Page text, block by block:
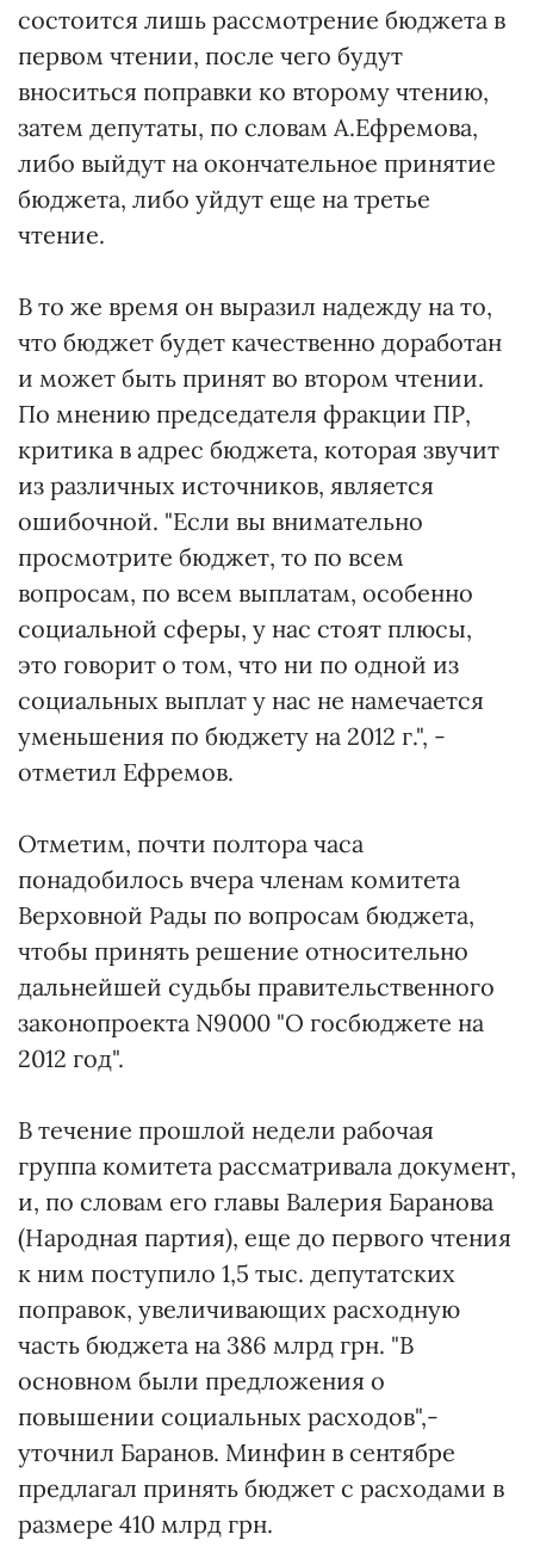
состоится лишь рассмотрение бюджета в
первом чтении, после чего будут
вноситься поправки ко второму чтению,
затем депутаты, по словам А.Ефремова,
либо выйдут на окончательное принятие
бюджета, либо уйдут еще на третье
чтение.
В то же время он выразил надежду на то,
что бюджет будет качественно доработан
и может быть принят во втором чтении.
По мнению председателя фракции ПР,
критика в адрес бюджета, которая звучит
из различных источников, является
ошибочной. "Если вы внимательно
просмотрите бюджет, то по всем
вопросам, по всем выплатам, особенно
социальной сферы, у нас стоят плюсы,
это говорит о том, что ни по одной из
социальных выплат у нас не намечается
уменьшения по бюджету на 2012 г.", -
отметил Ефремов.
Отметим, почти полтора часа
понадобилось вчера членам комитета
Верховной Рады по вопросам бюджета,
чтобы принять решение относительно
дальнейшей судьбы правительственного
законопроекта N9000 "О госбюджете на
2012 год".
В течение прошлой недели рабочая
группа комитета рассматривала документ,
и, по словам его главы Валерия Баранова
(Народная партия), еще до первого чтения
к ним поступило 1,5 тыс. депутатских
поправок, увеличивающих расходную
часть бюджета на 386 млрд грн. "В
основном были предложения о
повышении социальных расходов",-
уточнил Баранов. Минфин в сентябре
предлагал принять бюджет с расходами в
размере 410 млрд грн.